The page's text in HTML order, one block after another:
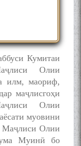
Кумитаи
Олии
илм, маориф,
маҷлисгоҳи
Олии
муовини
Маҷлиси Олии
Муинӣ бо